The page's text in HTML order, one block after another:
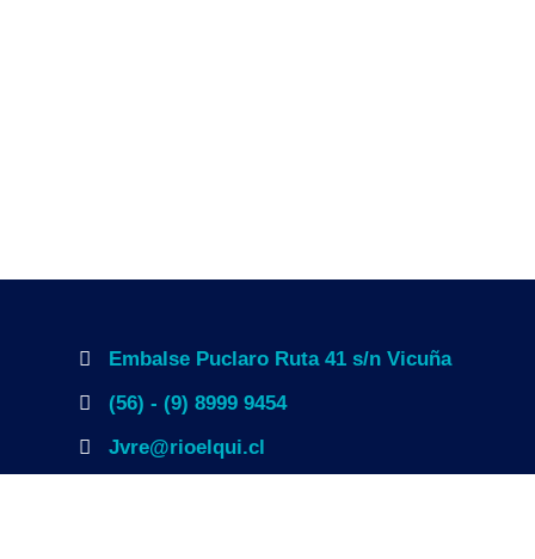
Embalse Puclaro Ruta 41 s/n Vicuña
(56) - (9) 8999 9454
Jvre@rioelqui.cl